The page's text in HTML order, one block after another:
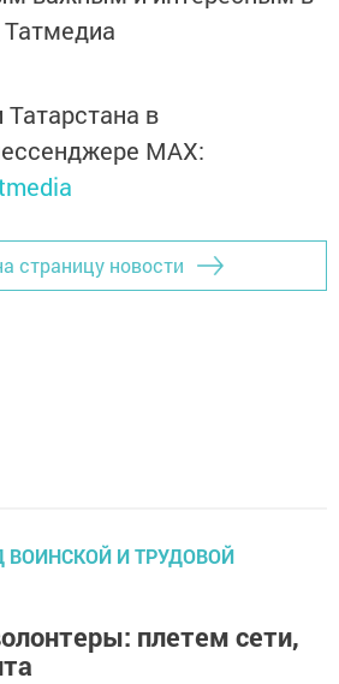
Татмедиа
Татарстана в
MАХ:
страницу новости
ВОИНСКОЙ И ТРУДОВОЙ
плетем сети,